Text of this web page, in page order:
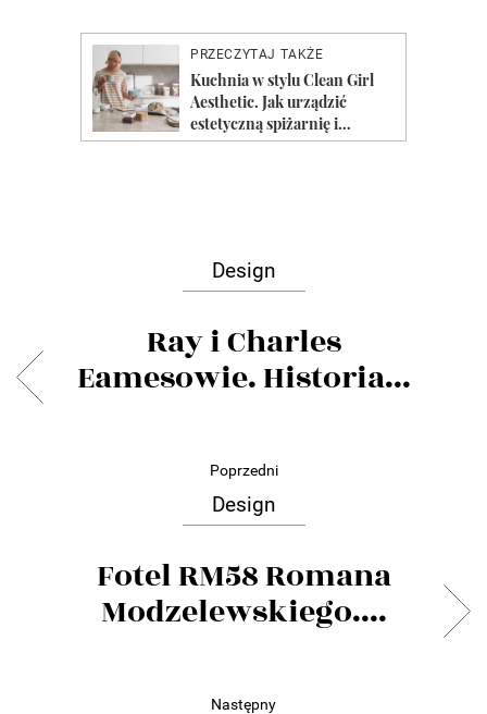
Design
Ray i Charles
Eamesowie. Historia...
Poprzedni
Design
Fotel RM58 Romana
Modzelewskiego....
Następny